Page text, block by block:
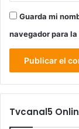
Guarda mi
navegador para
Tvcanal5